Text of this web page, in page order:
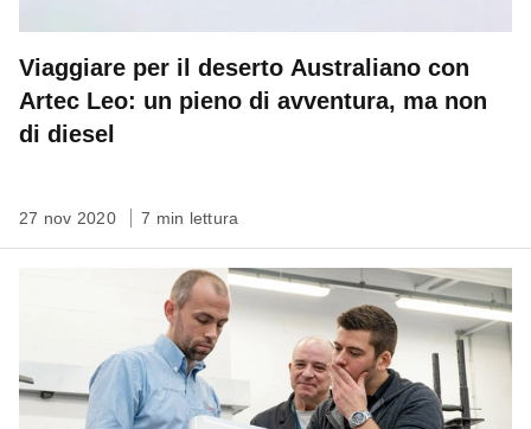
Viaggiare per il deserto Australiano con
Artec Leo: un pieno di avventura, ma non
di diesel
27 nov 2020 7 min lettura